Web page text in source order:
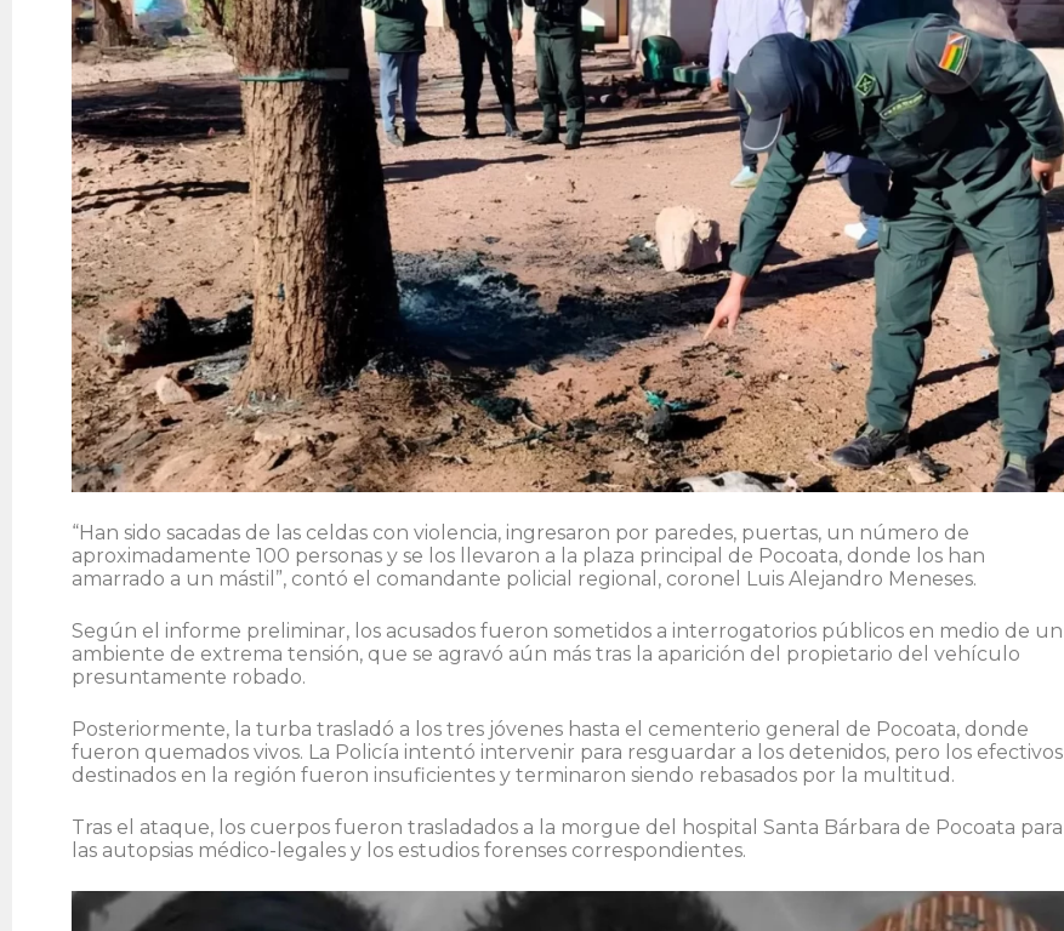
“Han sido sacadas de las celdas con violencia, ingresaron por paredes, puertas, un número de
aproximadamente 100 personas y se los llevaron a la plaza principal de Pocoata, donde los han
amarrado a un mástil”, contó el comandante policial regional, coronel Luis Alejandro Meneses.
Según el informe preliminar, los acusados fueron sometidos a interrogatorios públicos en medio de un
ambiente de extrema tensión, que se agravó aún más tras la aparición del propietario del vehículo
presuntamente robado.
Posteriormente, la turba trasladó a los tres jóvenes hasta el cementerio general de Pocoata, donde
fueron quemados vivos. La Policía intentó intervenir para resguardar a los detenidos, pero los efectivos
destinados en la región fueron insuficientes y terminaron siendo rebasados por la multitud.
Tras el ataque, los cuerpos fueron trasladados a la morgue del hospital Santa Bárbara de Pocoata para
las autopsias médico-legales y los estudios forenses correspondientes.